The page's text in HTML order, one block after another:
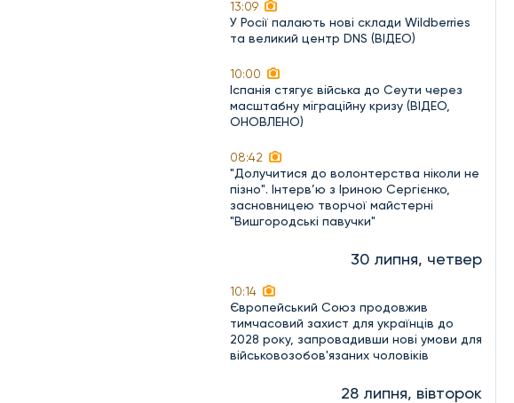
13:09
У Росії палають нові склади Wildberries
та великий центр DNS (ВІДЕО)
10:00
Іспанія стягує війська до Сеути через
масштабну міграційну кризу (ВІДЕО,
ОНОВЛЕНО)
08:42
"Долучитися до волонтерства ніколи не
пізно". Інтерв’ю з Іриною Сергієнко,
засновницею творчої майстерні
"Вишгородські павучки"
30 липня, четвер
10:14
Європейський Союз продовжив
тимчасовий захист для українців до
2028 року, запровадивши нові умови для
військовозобов'язаних чоловіків
28 липня, вівторок